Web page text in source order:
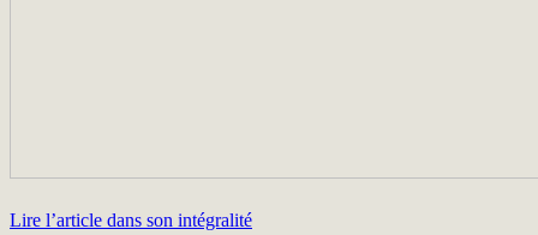
Lire l’article dans son intégralité